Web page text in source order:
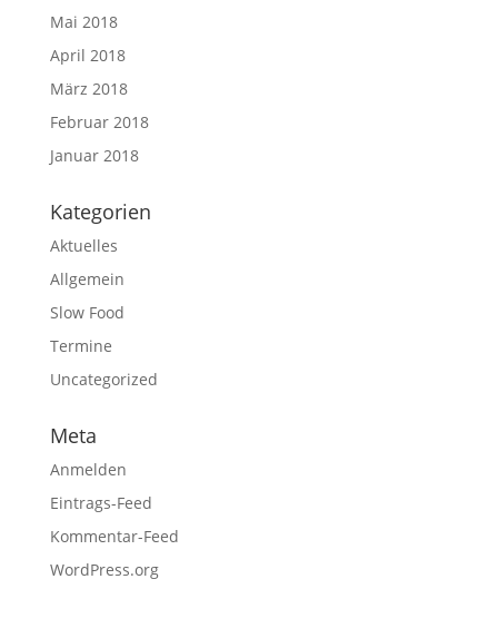
Mai 2018
April 2018
März 2018
Februar 2018
Januar 2018
Kategorien
Aktuelles
Allgemein
Slow Food
Termine
Uncategorized
Meta
Anmelden
Eintrags-Feed
Kommentar-Feed
WordPress.org